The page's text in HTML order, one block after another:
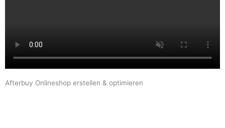
Afterbuy Onlineshop erstellen & optimieren